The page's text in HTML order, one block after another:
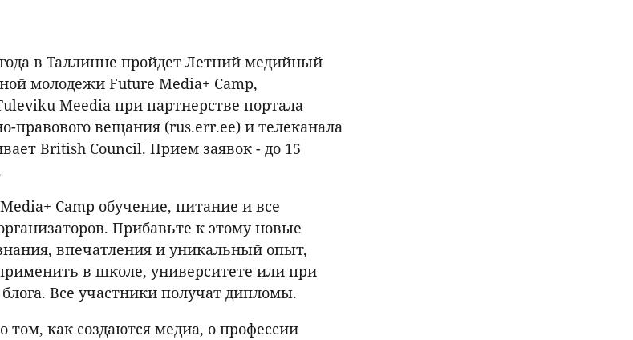
года в Таллинне пройдет Летний медийный
молодежи Future Media+ Camp,
Meedia при партнерстве портала
правового вещания (rus.err.ee) и телеканала
British Council. Прием заявок - до 15
Camp обучение, питание и все
Прибавьте к этому новые
впечатления и уникальный опыт,
в школе, университете или при
блога. Все участники получат дипломы.
как создаются медиа, о профессии